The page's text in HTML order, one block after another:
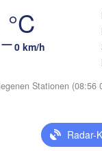
0 km/h
Stationen (08:56
Radar-